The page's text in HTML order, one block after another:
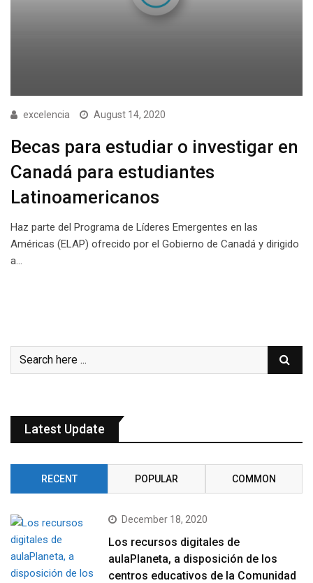
excelencia August 14, 2020
Becas para estudiar o investigar en
Canadá para estudiantes
Latinoamericanos
Haz parte del Programa de Líderes Emergentes en las
Américas (ELAP) ofrecido por el Gobierno de Canadá y dirigido
a…
Latest Update
RECENT POPULAR COMMON
December 18, 2020
Los recursos digitales de
aulaPlaneta, a disposición de los
centros educativos de la Comunidad